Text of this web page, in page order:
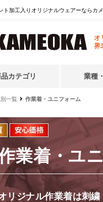
ト加工入りオリジナルウェアーならカ
オ
界
カテゴリ 業種
一覧 作業着・ユニフォーム
業着・ユ
リジナル作業着は刺